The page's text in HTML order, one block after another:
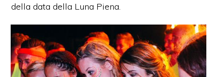
della data della Luna Piena.